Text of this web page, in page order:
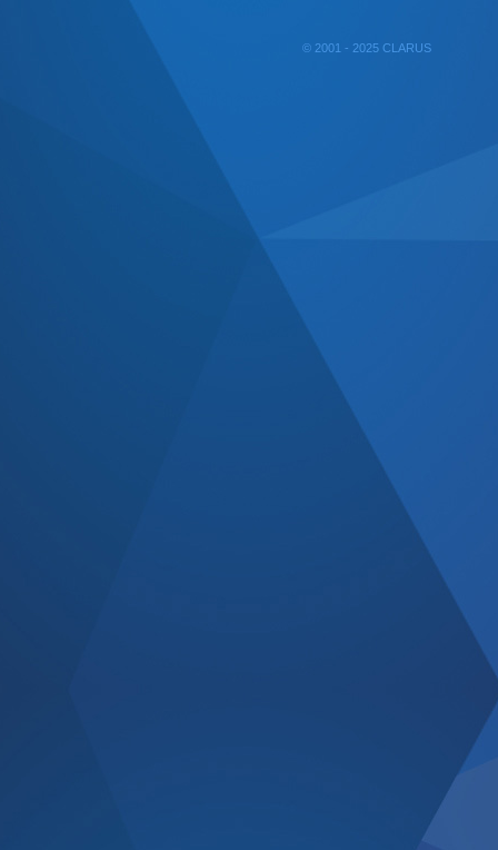
© 2001 - 2025 CLARUS